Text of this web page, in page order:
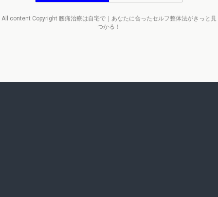
All content Copyright 腰痛治療は自宅で｜あなたに合ったセルフ整体法がきっと見
つかる！